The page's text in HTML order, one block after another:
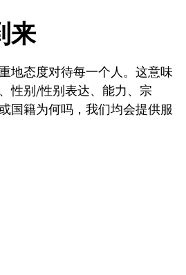
来
地态度对待每一个人。这意味
性别/性别表达、能力、宗
国籍为何吗，我们均会提供服